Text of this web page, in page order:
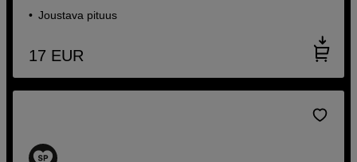
Joustava pituus
17 EUR